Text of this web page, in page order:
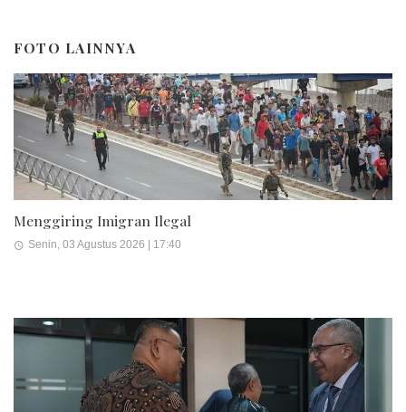
FOTO LAINNYA
Menggiring Imigran Ilegal
Senin, 03 Agustus 2026 | 17:40